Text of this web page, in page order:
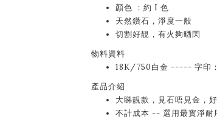
顏色 ：約 I 色
天然鑽石，淨度一般
切割好靚，有火夠晒閃
物料資料
18K/750白金 ----- 字印
產品介紹
大睇靚款，見石唔見金，
不計成本 -- 選用最實淨耐